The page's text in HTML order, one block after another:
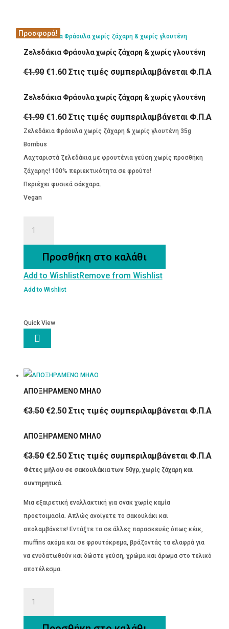
Προσφορά!
Ζελεδάκια Φράουλα χωρίς ζάχαρη & χωρίς γλουτένη
€1.90 Original
was:
€1.90.
€1.60Η
τιμή
είναι:
€1.60.
Στις τιμές συμπεριλαμβάνεται Φ.Π.Α
Ζελεδάκια Φράουλα χωρίς ζάχαρη & χωρίς γλουτένη
€1.90 Original
price
was:
€1.90.
€1.60Η
τρέχουσα
είναι:
€1.60.
Στις τιμές συμπεριλαμβάνεται Φ.Π.Α
Ζελεδάκια Φράουλα χωρίς ζάχαρη & χωρίς γλουτένη 35g
Bombus
Λαχταριστά ζελεδάκια με φρουτένια γεύση χωρίς προσθήκη
ζάχαρης! 100% περιεκτικότητα σε φρούτο!
Περιέχει φυσικά σάκχαρα.
Vegan
ζάχαρη
&
χωρίς
Προσθήκη στο καλάθι
Add to WishlistRemove from Wishlist
Add to Wishlist
Quick View

Προσφορά!
ΑΠΟΞΗΡΑΜΕΝΟ ΜΗΛΟ
€3.50 Original
was:
€3.50.
€2.50Η
τιμή
είναι:
Στις τιμές συμπεριλαμβάνεται Φ.Π.Α
ΑΠΟΞΗΡΑΜΕΝΟ ΜΗΛΟ
€3.50 Original
price
was:
€2.50Η
τρέχουσα
€2.50.
Στις τιμές συμπεριλαμβάνεται Φ.Π.Α
Φέτες μήλου σε σακουλάκια των 50γρ, χωρίς ζάχαρη και
συντηρητικά.
Μια εξαιρετική εναλλακτική για σνακ χωρίς καμία
προετοιμασία. Απλώς ανοίγετε το σακουλάκι και
απολαμβάνετε! Εντάξτε τα σε άλλες παρασκευές όπως κέικ,
muffins ακόμα και σε φρουτόκρεμα, βράζοντάς τα ελαφρά για
να ενυδατωθούν και δώστε γεύση, χρώμα και άρωμα στο τελικό
αποτέλεσμα.
Προσφορά!
Προσφορά!